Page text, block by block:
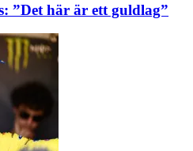
”Det här är ett guldlag”